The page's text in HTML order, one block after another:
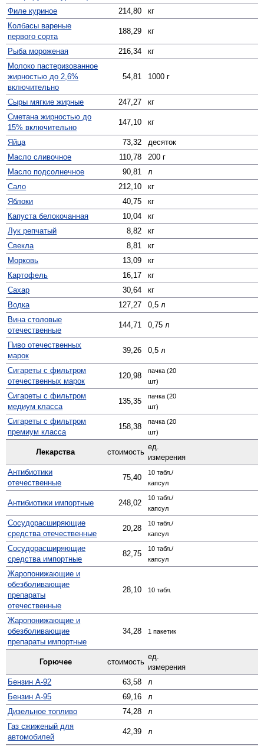
Филе куриное
214,80
кг
Колбасы вареные
первого сорта
188,29 кг
Рыба мороженая 216,34
кг
Молоко пастеризованное
жирностью до 2,6%
включительно
54,81 1000 г
Сыры мягкие жирные 247,27
кг
Сметана жирностью до
15% включительно
147,10 кг
Яйца 73,32
десяток
Масло сливочное
110,78
200 г
Масло подсолнечное
90,81
л
Сало
212,10
кг
Яблоки
40,75
кг
Капуста белокочанная
10,04
кг
Лук репчатый
8,82
кг
Свекла
8,81
кг
Морковь
13,09
кг
Картофель
16,17
кг
Сахар
30,64
кг
Водка
127,27
0,5 л
Вина столовые
отечественные
144,71 0,75 л
Пиво отечественных
марок
39,26 0,5 л
Сигареты с фильтром
отечественных марок
120,98
пачка (20
шт)
Сигареты с фильтром
медиум класса
135,35
пачка (20
шт)
Сигареты с фильтром
премиум класса
158,38
пачка (20
шт)
Лекарства стоимость
ед.
измерения
Антибиотики
отечественные
75,40
10 табл./
капсул
Антибиотики импортные 248,02
10 табл./
капсул
Сосудо­расширяющие
средства отечественные
20,28
10 табл./
капсул
Сосуд­орасширяющие
средства импортные
82,75
10 табл./
капсул
Жаро­понижающие и
обезболивающие
препараты
отечественные
28,10 10 табл.
Жаро­понижающие и
обезболивающие
препараты импортные
34,28 1 пакетик
Горючее стоимость
ед.
измерения
Бензин А-92
63,58
л
Бензин А-95
69,16
л
Дизельное топливо
74,28
л
Газ сжиженый для
автомобилей
42,39 л